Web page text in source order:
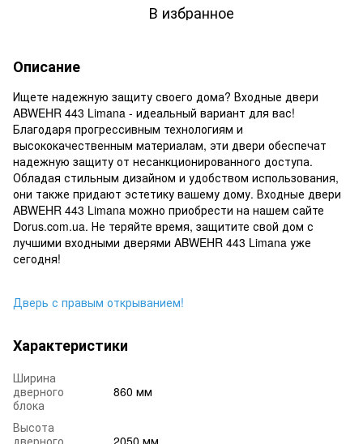
В избранное
Описание
Ищете надежную защиту своего дома? Входные двери
ABWEHR 443 Limana - идеальный вариант для вас!
Благодаря прогрессивным технологиям и
высококачественным материалам, эти двери обеспечат
надежную защиту от несанкционированного доступа.
Обладая стильным дизайном и удобством использования,
они также придают эстетику вашему дому. Входные двери
ABWEHR 443 Limana можно приобрести на нашем сайте
Dorus.com.ua. Не теряйте время, защитите свой дом с
лучшими входными дверями ABWEHR 443 Limana уже
сегодня!
Дверь с правым открыванием!
Характеристики
Ширина
дверного
блока
860 мм
Высота
дверного
2050 мм